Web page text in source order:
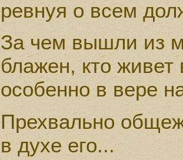
ревнуя о всем
За чем вышли из
блажен, кто
особенно в вере
Прехвально
в духе его...